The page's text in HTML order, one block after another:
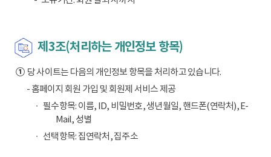
제3조(처리하는 개인정보 항목)
①당 사이트는 다음의 개인정보 항목을 처리하고 있습니다.
- 홈페이지 회원 가입 및 회원제 서비스 제공
필수항목: 이름, ID, 비밀번호, 생년월일, 핸드폰(연락처), E-
Mail, 성별
선택항목: 집연락처, 집주소